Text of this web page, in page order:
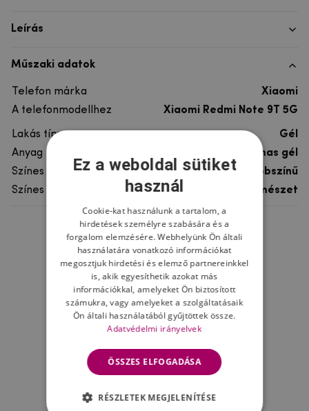
Leírás
Műszaki adatok
Telefon márka
Xiaomi
A telefonmodellhez
Xiaomi Redmi Note 9T 5G
Lakás típusa
Gél
Anyag
rugalmas gél
Színes
többszínű
Színes motívum
Természet
Ne felejtsd el
Ez a weboldal sütiket
használ
Cookie-kat használunk a tartalom, a
hirdetések személyre szabására és a
forgalom elemzésére. Webhelyünk Ön általi
használatára vonatkozó információkat
megosztjuk hirdetési és elemző partnereinkkel
is, akik egyesíthetik azokat más
információkkal, amelyeket Ön biztosított
számukra, vagy amelyeket a szolgáltatásaik
Ön általi használatából gyűjtöttek össze.
Adatvédelmi irányelvek
ÖSSZES ELFOGADÁSA
RÉSZLETEK MEGJELENÍTÉSE